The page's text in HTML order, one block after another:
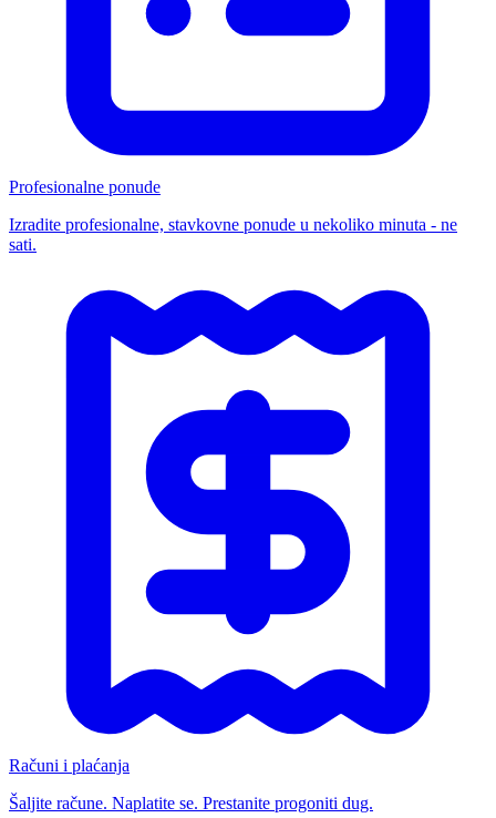
Profesionalne ponude
Izradite profesionalne, stavkovne ponude u nekoliko minuta - ne
sati.
Računi i plaćanja
Šaljite račune. Naplatite se. Prestanite progoniti dug.